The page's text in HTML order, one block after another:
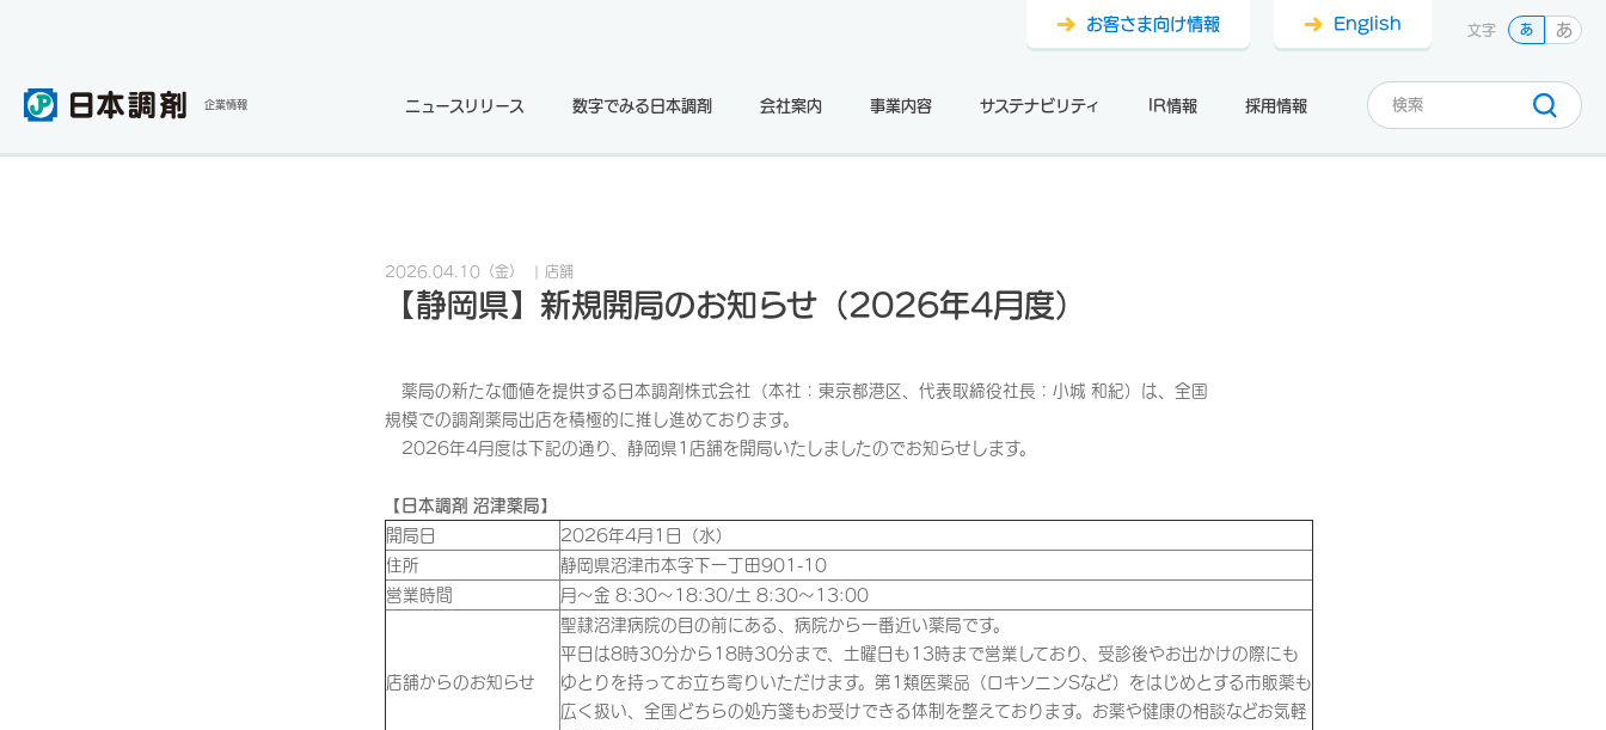
企業情報 ニュースリリース 数字でみる日本調剤 会社案内 事業内容 サステナビリティ IR情報 採用情報
お客さま向け情報 English 文字 あ あ
2026.04.10 （金） 店舗
【静岡県】新規開局のお知らせ（2026年4月度）
薬局の新たな価値を提供する日本調剤株式会社（本社：東京都港区、代表取締役社長：小城 和紀）は、全国
規模での調剤薬局出店を積極的に推し進めております。
2026年4月度は下記の通り、静岡県1店舗を開局いたしましたのでお知らせします。
【日本調剤 沼津薬局】
開局日
2026年4月1日（水）
住所
静岡県沼津市本字下一丁田901-10
営業時間
月～金 8:30～18:30/土 8:30～13:00
店舗からのお知らせ
聖隷沼津病院の目の前にある、病院から一番近い薬局です。
平日は8時30分から18時30分まで、土曜日も13時まで営業しており、受診後やお出かけの際にも
ゆとりを持ってお立ち寄りいただけます。第1類医薬品（ロキソニンSなど）をはじめとする市販薬も
広く扱い、全国どちらの処方箋もお受けできる体制を整えております。お薬や健康の相談などお気軽